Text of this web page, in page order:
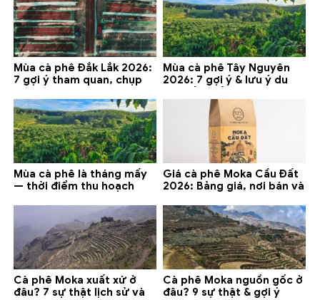
Mùa cà phê Đắk Lắk 2026:
7 gợi ý tham quan, chụp
Mùa cà phê Tây Nguyên
2026: 7 gợi ý & lưu ý du
Mùa cà phê là tháng mấy
— thời điểm thu hoạch
Giá cà phê Moka Cầu Đất
2026: Bảng giá, nơi bán và
Cà phê Moka xuất xứ ở
đâu? 7 sự thật lịch sử và
Cà phê Moka nguồn gốc ở
đâu? 9 sự thật & gợi ý